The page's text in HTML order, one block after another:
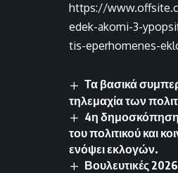
https://
edek-akomi-3-
tis-eperhomenes-
Τα βασικά
τηλεμαχία των
4η δημοσκόπηση
του πολιτικού και
ενόψει εκλογών.
Βουλευτικές